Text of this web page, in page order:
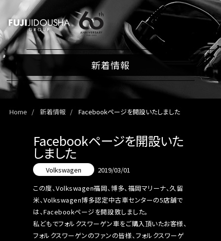
新着情報
Home 新着情報 Facebookページを開設いたしました
Facebookページを開設いた
しました
Volkswagen
2019/03/01
この度、Volkswagen福岡、博多、福岡マリーナ、久留
米、Volkswagen博多認定中古車センターの5店舗で
は、Facebookページを開設致しました。
私どもでフォルクスワーゲン車をご購入頂いたお客様、
フォルクスワーゲンのファンの皆様、フォルクスワーゲ